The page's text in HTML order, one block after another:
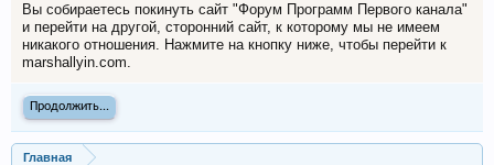
Вы собираетесь покинуть сайт "Форум Программ Первого канала"
и перейти на другой, сторонний сайт, к которому мы не имеем
никакого отношения. Нажмите на кнопку ниже, чтобы перейти к
marshallyin.com.
Продолжить...
Главная